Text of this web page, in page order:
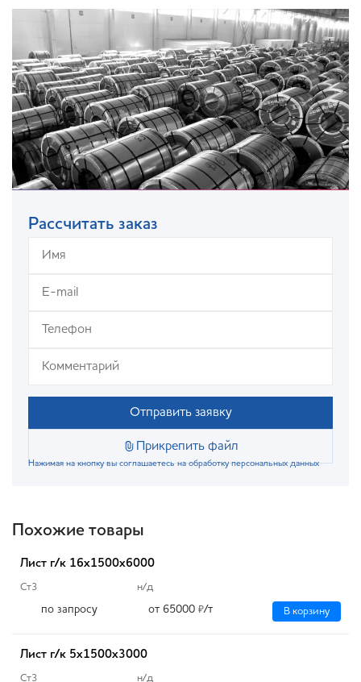
Рассчитать заказ
Отправить заявку
Прикрепить файл
Нажимая на кнопку вы соглашаетесь на обработку персональных данных
Похожие товары
Лист г/к 16х1500х6000
Ст3 н/д
по запросу от 65000 ₽/т В корзину
Лист г/к 5х1500х3000
Ст3 н/д